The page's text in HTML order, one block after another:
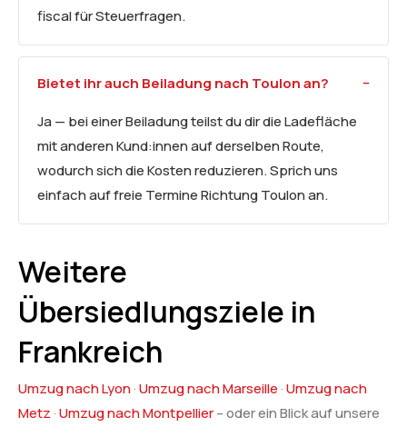
fiscal für Steuerfragen.
Bietet ihr auch Beiladung nach Toulon an?
Ja — bei einer Beiladung teilst du dir die Ladefläche
mit anderen Kund:innen auf derselben Route,
wodurch sich die Kosten reduzieren. Sprich uns
einfach auf freie Termine Richtung Toulon an.
Weitere
Übersiedlungsziele in
Frankreich
Umzug nach Lyon·Umzug nach Marseille ·Umzug nach
Metz ·Umzug nach Montpellier– oder ein Blick auf unsere